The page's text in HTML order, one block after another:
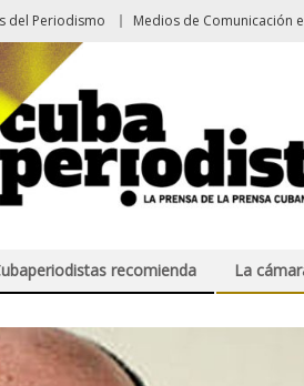
del Periodismo Medios de Comunicación
recomienda La